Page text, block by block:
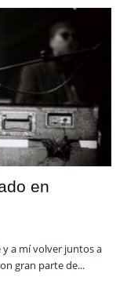
en
y a mí volver juntos a
gran parte de...